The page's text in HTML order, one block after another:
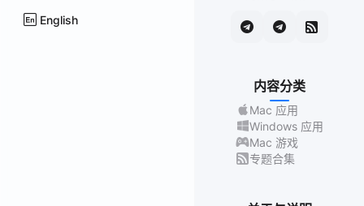
English
内容分类
Mac 应用
Windows 应用
Mac 游戏
专题合集